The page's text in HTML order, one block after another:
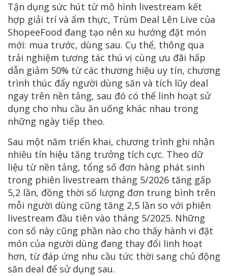
Tận dụng sức hút từ mô hình livestream kết
hợp giải trí và ẩm thực, Trùm Deal Lên Live của
ShopeeFood đang tạo nên xu hướng đặt món
mới: mua trước, dùng sau. Cụ thể, thông qua
trải nghiệm tương tác thú vị cùng ưu đãi hấp
dẫn giảm 50% từ các thương hiệu uy tín, chương
trình thúc đẩy người dùng săn và tích lũy deal
ngay trên nền tảng, sau đó có thể linh hoạt sử
dụng cho nhu cầu ăn uống khác nhau trong
những ngày tiếp theo.
Sau một năm triển khai, chương trình ghi nhận
nhiều tín hiệu tăng trưởng tích cực. Theo dữ
liệu từ nền tảng, tổng số đơn hàng phát sinh
trong phiên livestream tháng 5/2026 tăng gấp
5,2 lần, đồng thời số lượng đơn trung bình trên
mỗi người dùng cũng tăng 2,5 lần so với phiên
livestream đầu tiên vào tháng 5/2025. Những
con số này cũng phần nào cho thấy hành vi đặt
món của người dùng đang thay đổi linh hoạt
hơn, từ đáp ứng nhu cầu tức thời sang chủ động
săn deal để sử dụng sau.